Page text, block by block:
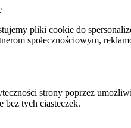
pliki cookie do
społecznościowym,
strony poprzez
bez tych ciasteczek.